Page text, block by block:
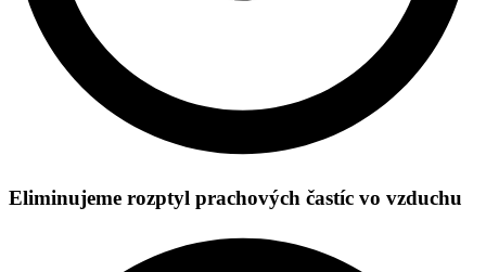
Eliminujeme rozptyl prachových častíc vo vzduchu